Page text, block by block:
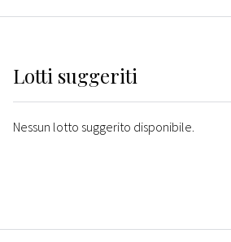
Lotti suggeriti
Nessun lotto suggerito disponibile.